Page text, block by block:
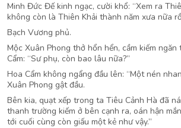
Minh Đức Đế kinh ngạc, cười khổ: “Xem ra
không còn là Thiên Khải thành năm xưa nữa
Bạch Vương phủ.
Mộc Xuân Phong thở hổn hển, cầm kiếm
Cẩm: “Sư phụ, còn bao lâu nữa?”
Hoa Cẩm không ngẩng đầu lên: “Một nén
Xuân Phong gật đầu.
Bên kia, quạt xếp trong ta Tiêu Cảnh Hà đã
thanh trường kiếm ở bên cạnh ra, oán hận
tới cuối cùng còn giấu một kẻ như vậy.”